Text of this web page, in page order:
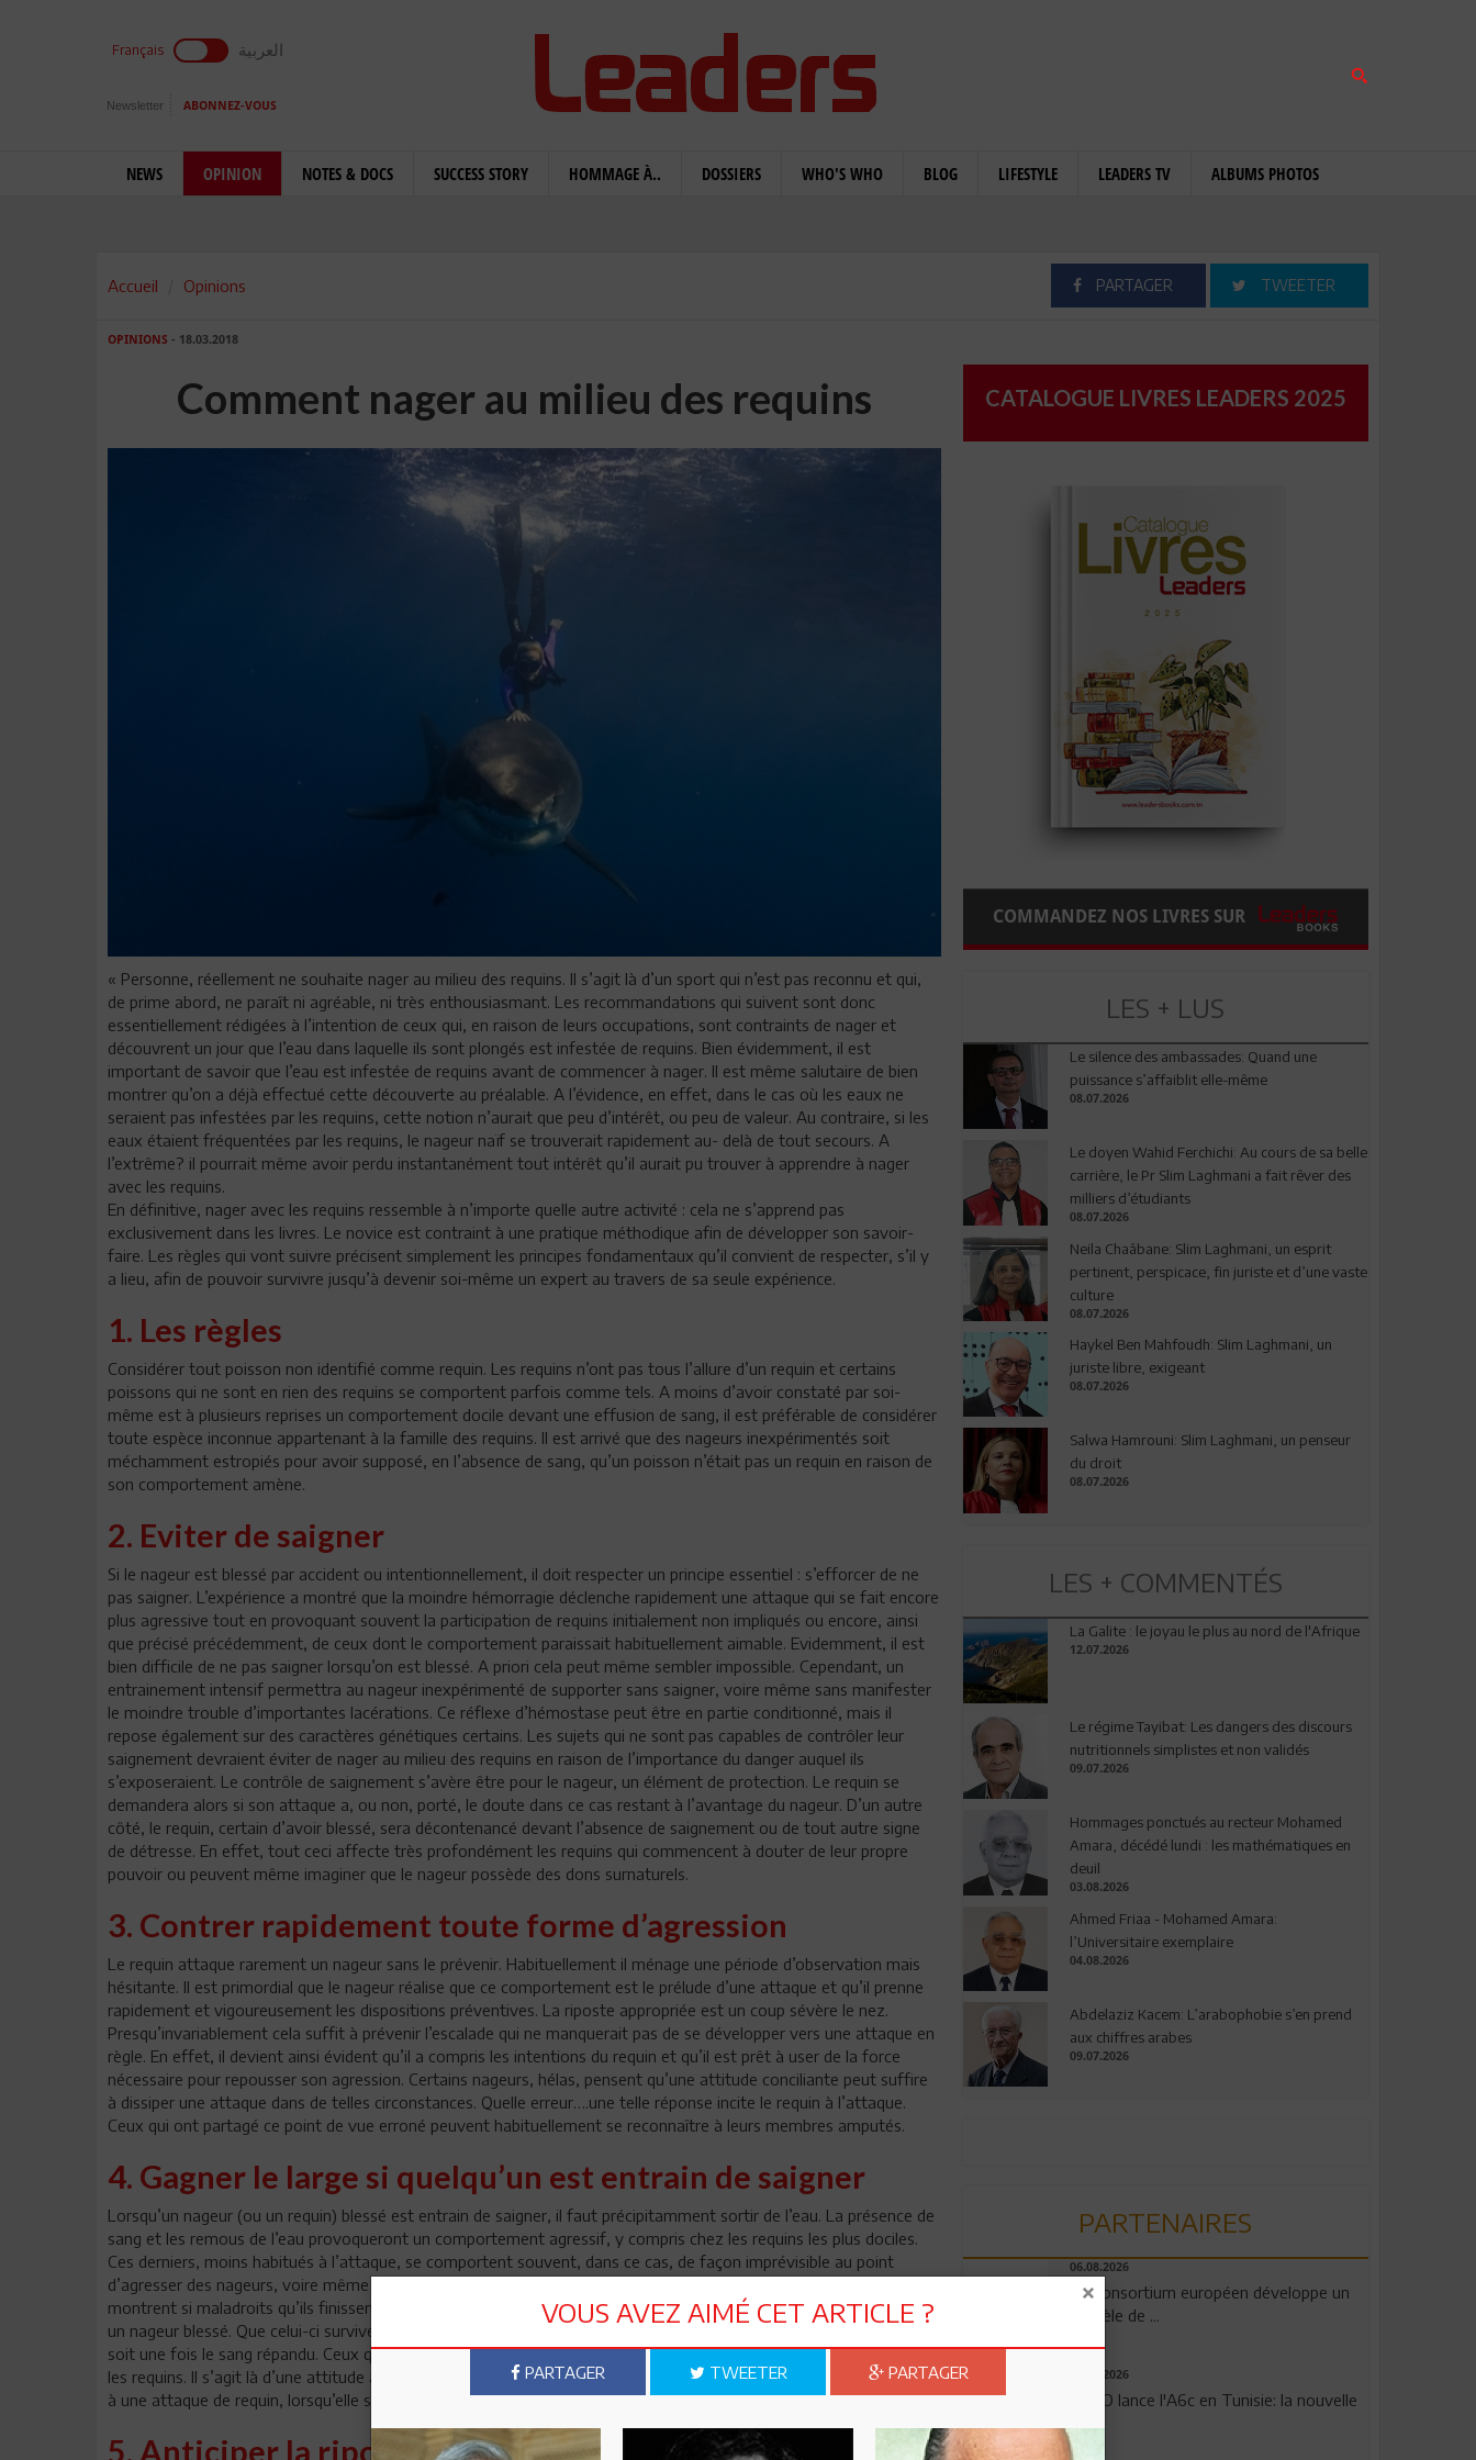
Français العربية
Newsletter ABONNEZ-VOUS
NEWS OPINION NOTES & DOCS SUCCESS STORY HOMMAGE À.. DOSSIERS WHO'S WHO BLOG LIFESTYLE LEADERS TV ALBUMS PHOTOS
Accueil Opinions PARTAGER TWEETER
OPINIONS - 18.03.2018
Comment nager au milieu des requins
« Personne, réellement ne souhaite nager au milieu des requins. Il s’agit là d’un sport qui n’est pas reconnu et qui,
de prime abord, ne paraît ni agréable, ni très enthousiasmant. Les recommandations qui suivent sont donc
essentiellement rédigées à l’intention de ceux qui, en raison de leurs occupations, sont contraints de nager et
découvrent un jour que l’eau dans laquelle ils sont plongés est infestée de requins. Bien évidemment, il est
important de savoir que l’eau est infestée de requins avant de commencer à nager. Il est même salutaire de bien
montrer qu’on a déjà effectué cette découverte au préalable. A l’évidence, en effet, dans le cas où les eaux ne
seraient pas infestées par les requins, cette notion n’aurait que peu d’intérêt, ou peu de valeur. Au contraire, si les
eaux étaient fréquentées par les requins, le nageur naïf se trouverait rapidement au- delà de tout secours. A
l’extrême? il pourrait même avoir perdu instantanément tout intérêt qu’il aurait pu trouver à apprendre à nager
avec les requins.
En définitive, nager avec les requins ressemble à n’importe quelle autre activité : cela ne s’apprend pas
exclusivement dans les livres. Le novice est contraint à une pratique méthodique afin de développer son savoir-
faire. Les règles qui vont suivre précisent simplement les principes fondamentaux qu’il convient de respecter, s’il y
a lieu, afin de pouvoir survivre jusqu’à devenir soi-même un expert au travers de sa seule expérience.
1. Les règles
Considérer tout poisson non identifié comme requin. Les requins n’ont pas tous l’allure d’un requin et certains
poissons qui ne sont en rien des requins se comportent parfois comme tels. A moins d’avoir constaté par soi-
même est à plusieurs reprises un comportement docile devant une effusion de sang, il est préférable de considérer
toute espèce inconnue appartenant à la famille des requins. Il est arrivé que des nageurs inexpérimentés soit
méchamment estropiés pour avoir supposé, en l’absence de sang, qu’un poisson n’était pas un requin en raison de
son comportement amène.
2. Eviter de saigner
Si le nageur est blessé par accident ou intentionnellement, il doit respecter un principe essentiel : s’efforcer de ne
pas saigner. L’expérience a montré que la moindre hémorragie déclenche rapidement une attaque qui se fait encore
plus agressive tout en provoquant souvent la participation de requins initialement non impliqués ou encore, ainsi
que précisé précédemment, de ceux dont le comportement paraissait habituellement aimable. Evidemment, il est
bien difficile de ne pas saigner lorsqu’on est blessé. A priori cela peut même sembler impossible. Cependant, un
entrainement intensif permettra au nageur inexpérimenté de supporter sans saigner, voire même sans manifester
le moindre trouble d’importantes lacérations. Ce réflexe d’hémostase peut être en partie conditionné, mais il
repose également sur des caractères génétiques certains. Les sujets qui ne sont pas capables de contrôler leur
saignement devraient éviter de nager au milieu des requins en raison de l’importance du danger auquel ils
s’exposeraient. Le contrôle de saignement s’avère être pour le nageur, un élément de protection. Le requin se
demandera alors si son attaque a, ou non, porté, le doute dans ce cas restant à l’avantage du nageur. D’un autre
côté, le requin, certain d’avoir blessé, sera décontenancé devant l’absence de saignement ou de tout autre signe
de détresse. En effet, tout ceci affecte très profondément les requins qui commencent à douter de leur propre
pouvoir ou peuvent même imaginer que le nageur possède des dons surnaturels.
3. Contrer rapidement toute forme d’agression
Le requin attaque rarement un nageur sans le prévenir. Habituellement il ménage une période d’observation mais
hésitante. Il est primordial que le nageur réalise que ce comportement est le prélude d’une attaque et qu’il prenne
rapidement et vigoureusement les dispositions préventives. La riposte appropriée est un coup sévère le nez.
Presqu’invariablement cela suffit à prévenir l’escalade qui ne manquerait pas de se développer vers une attaque en
règle. En effet, il devient ainsi évident qu’il a compris les intentions du requin et qu’il est prêt à user de la force
nécessaire pour repousser son agression. Certains nageurs, hélas, pensent qu’une attitude conciliante peut suffire
à dissiper une attaque dans de telles circonstances. Quelle erreur….une telle réponse incite le requin à l’attaque.
Ceux qui ont partagé ce point de vue erroné peuvent habituellement se reconnaître à leurs membres amputés.
4. Gagner le large si quelqu’un est entrain de saigner
Lorsqu’un nageur (ou un requin) blessé est entrain de saigner, il faut précipitamment sortir de l’eau. La présence de
sang et les remous de l’eau provoqueront un comportement agressif, y compris chez les requins les plus dociles.
Ces derniers, moins habitués à l’attaque, se comportent souvent, dans ce cas, de façon imprévisible au point
d’agresser des nageurs, voire même des requins initialement peu impliqués. Il arrive même que certains se
montrent si maladroits qu’ils finissent par se blesser eux-mêmes. Il ne sert strictement à rien de tenter de sauver
un nageur blessé. Que celui-ci survive à l’attaque ou non, aucune intervention ne pourra le protéger en quoi que ce
soit une fois le sang répandu. Ceux qui survivent à une pareille attaque ne s’aventurent plus jamais à nager parmi
les requins. Il s’agit là d’une attitude aisément compréhensible. L’absence de contre-mesure efficace pour échapper
à une attaque de requin, lorsqu’elle se développe jusqu’au bout, souligne l’importance des règles précédentes.
5. Anticiper la riposte
CATALOGUE LIVRES LEADERS 2025
COMMANDEZ NOS LIVRES SUR
LES + LUS
Le silence des ambassades: Quand une
puissance s’affaiblit elle-même
08.07.2026
Le doyen Wahid Ferchichi: Au cours de sa belle
carrière, le Pr Slim Laghmani a fait rêver des
milliers d’étudiants
08.07.2026
Neila Chaâbane: Slim Laghmani, un esprit
pertinent, perspicace, fin juriste et d’une vaste
culture
08.07.2026
Haykel Ben Mahfoudh: Slim Laghmani, un
juriste libre, exigeant
08.07.2026
Salwa Hamrouni: Slim Laghmani, un penseur
du droit
08.07.2026
LES + COMMENTÉS
La Galite : le joyau le plus au nord de l'Afrique
12.07.2026
Le régime Tayibat: Les dangers des discours
nutritionnels simplistes et non validés
09.07.2026
Hommages ponctués au recteur Mohamed
Amara, décédé lundi : les mathématiques en
deuil
03.08.2026
Ahmed Friaa - Mohamed Amara:
l’Universitaire exemplaire
04.08.2026
Abdelaziz Kacem: L’arabophobie s’en prend
aux chiffres arabes
09.07.2026
PARTENAIRES
06.08.2026
Un consortium européen développe un
modèle de ...
04.08.2026
OPPO lance l'A6c en Tunisie: la nouvelle
VOUS AVEZ AIMÉ CET ARTICLE ?
PARTAGER TWEETER PARTAGER